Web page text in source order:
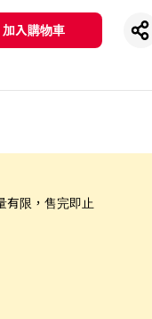
加入購物車
有限，售完即止